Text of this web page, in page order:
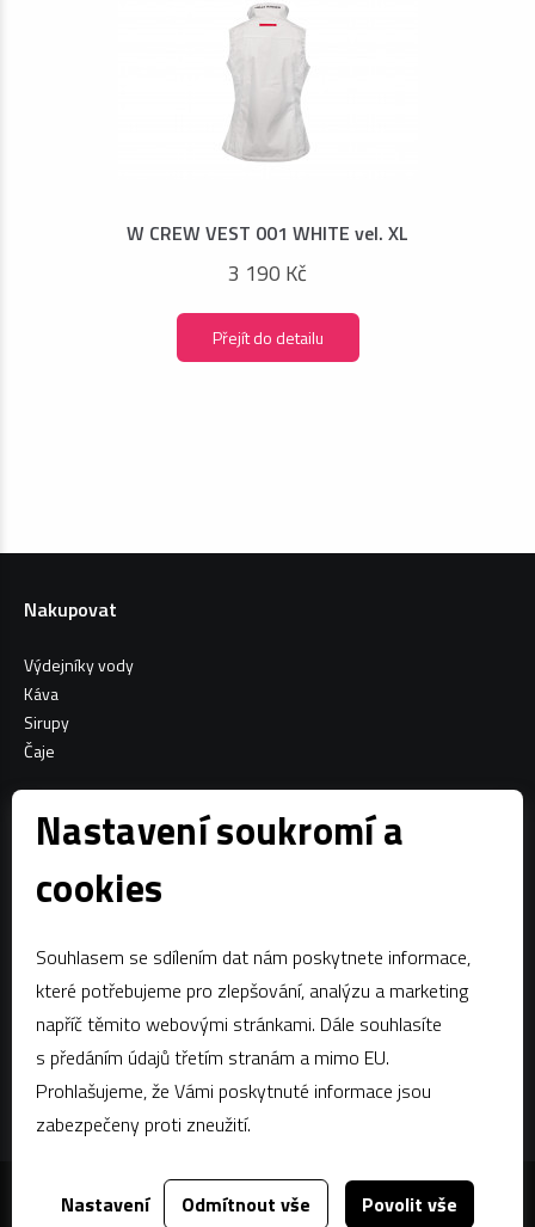
Nastavení soukromí a
cookies
Souhlasem se sdílením dat nám poskytnete informace,
které potřebujeme pro zlepšování, analýzu a marketing
napříč těmito webovými stránkami. Dále souhlasíte
s předáním údajů třetím stranám a mimo EU.
Prohlašujeme, že Vámi poskytnuté informace jsou
zabezpečeny proti zneužití.
Nastavení Odmítnout vše Povolit vše
W CREW VEST 001 WHITE vel. XL
3 190 Kč
Přejít do detailu
Zobrazit filtry
Nakupovat
Výdejníky vody
Káva
Sirupy
Čaje
Facebook
Kontaktujte nás
estian@estian.cz
+420 602 436 140
Za tímto webem stojídgstudio.